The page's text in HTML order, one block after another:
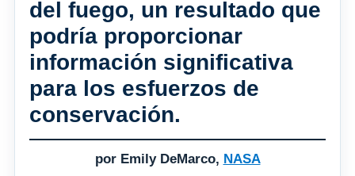
del fuego, un resultado que
podría proporcionar
información significativa
para los esfuerzos de
conservación.
por Emily DeMarco, NASA